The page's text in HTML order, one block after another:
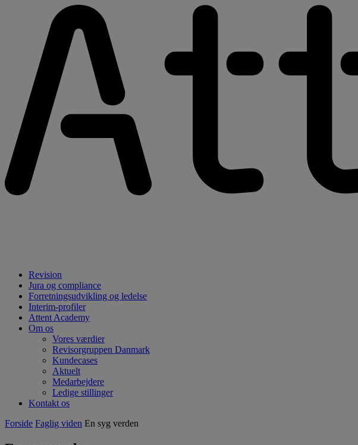
Revision
Jura og compliance
Forretningsudvikling og ledelse
Interim-profiler
Attent Academy
Om os
Vores værdier
Revisorgruppen Danmark
Kundecases
Aktuelt
Medarbejdere
Ledige stillinger
Kontakt os
Forside Faglig viden En syg verden